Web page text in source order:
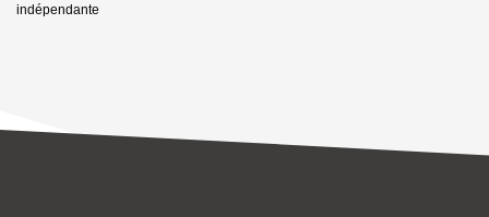
indépendante